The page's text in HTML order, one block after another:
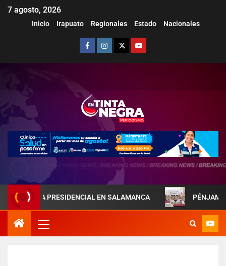
7 agosto, 2026
Inicio Irapuato Regionales Estado Nacionales
PRESIDENCIAL EN SALAMANCA PÉNJAMO